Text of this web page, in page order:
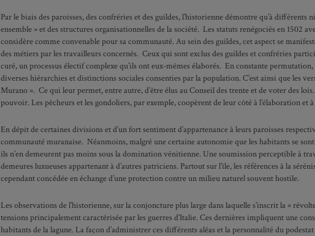
Par le biais des paroisses, des confréries et des guildes, l’historienne démontre qu’à
ensemble » et des structures organisationnelles de la société. Les statuts renégociés en 1502
considère comme convenable pour sa communauté. Au sein des guildes, cet aspect se
des métiers par les travailleurs concernés. Ceux qui sont exclus des guildes et confréries
curé, un processus électif complexe qu’ils ont eux-mêmes élaborés. En constante
diverses hiérarchies et distinctions sociales consenties par la population. C’est ainsi que les
Murano ». Ce qui leur permet, entre autre, d’être élus au Conseil des trente et de voter des
pouvoir. Les pêcheurs et les gondoliers, par exemple, coopèrent de leur côté à l’élaboration et
En dépit de certaines divisions et d’un fort sentiment d’appartenance à leurs paroisses
communauté muranaise. Néanmoins, malgré une certaine autonomie que les habitants se
ils n’en demeurent pas moins sous la domination vénitienne. Une soumission perceptible à
demeures luxueuses appartenant à d’autres patriciens. Partout sur l’île, les références à la
cependant concédée en échange d’une protection contre un milieu naturel souvent hostile.
Les observations de l’historienne, sur la conjoncture plus large dans laquelle s’inscrit la «
tensions principalement caractérisée par les guerres d’Italie. Ces dernières impliquent une
habitants de la lagune. La façon d’administrer ces différents aléas et la personnalité du